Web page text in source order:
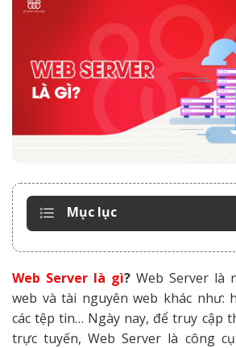
Mục lục
Web Server là gì? Web Server là
web và tài nguyên web khác như:
các tệp tin… Ngày nay, để truy cập
trực tuyến, Web Server là công